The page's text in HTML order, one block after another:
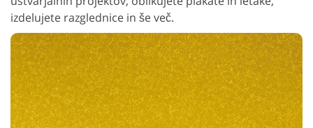
izdelujete razglednice in še več.